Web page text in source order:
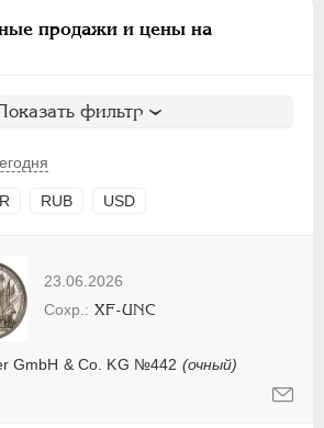
продажи и цены на
фильтр
RUB USD
23.06.2026
GmbH & Co. KG №442 (очный)
XF-UNC